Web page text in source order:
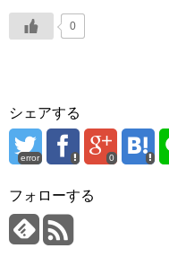
0
シェアする
error 0
フォローする